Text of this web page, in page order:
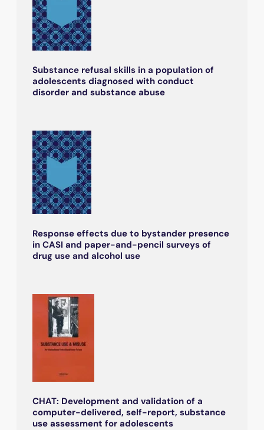
Substance refusal skills in a population of
adolescents diagnosed with conduct
disorder and substance abuse
Response effects due to bystander presence
in CASI and paper-and-pencil surveys of
drug use and alcohol use
CHAT: Development and validation of a
computer-delivered, self-report, substance
use assessment for adolescents